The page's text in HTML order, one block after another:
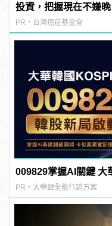
投資，把握現在不嫌晚
PR・台灣癌症基金會
009829掌握AI關鍵 大
PR・大華銀全能行銷方案